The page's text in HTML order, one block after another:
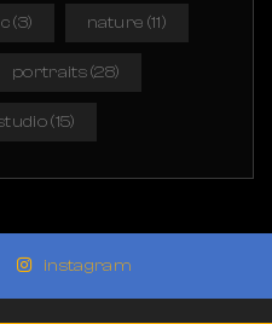
(3) nature (11)
portraits(28)
(15)
instagram